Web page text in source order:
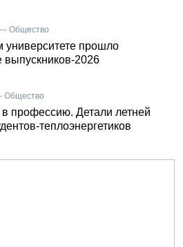
— Общество
университете прошло
выпускников-2026
Общество
профессию. Детали летней
теплоэнергетиков